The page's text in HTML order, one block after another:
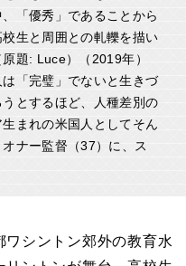
「優秀」であることから
生と周囲との軋轢を描い
題: Luce）（2019年）
「完璧」でないと生きづ
とするほど、人種差別の
まれの米国人としてそん
ナー監督（37）に、ス
ワシントン郊外の教育水